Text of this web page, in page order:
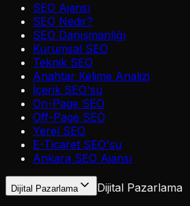
SEO Ajansı
SEO Nedir?
SEO Danışmanlığı
Kurumsal SEO
Teknik SEO
Anahtar Kelime Analizi
İçerik SEO'su
On-Page SEO
Off-Page SEO
Yerel SEO
E-Ticaret SEO'su
Ankara SEO Ajansı
Dijital Pazarlama
Dijital Pazarlama